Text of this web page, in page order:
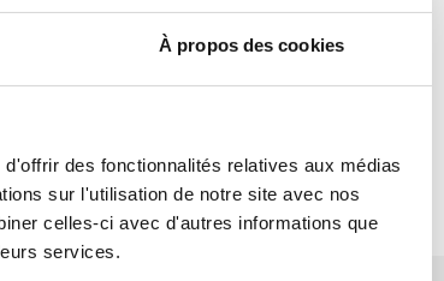
À propos des cookies
des fonctionnalités relatives aux médias
sur l'utilisation de notre site avec nos
celles-ci avec d'autres informations que
services.
à mélanger